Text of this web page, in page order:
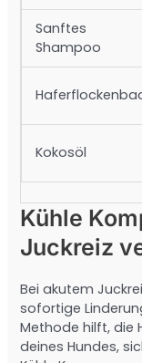
Sanftes
Shampoo
Kokosöl
Kühle
Juckreiz
Bei akutem
sofortige
Methode hilft, die
deines Hundes,